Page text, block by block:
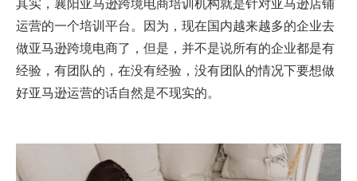
运营的一个培训平台。因为，现在国内越来越多的企业去
做亚马逊跨境电商了，但是，并不是说所有的企业都是有
经验，有团队的，在没有经验，没有团队的情况下要想做
好亚马逊运营的话自然是不现实的。